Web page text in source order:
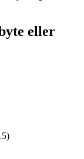
eller